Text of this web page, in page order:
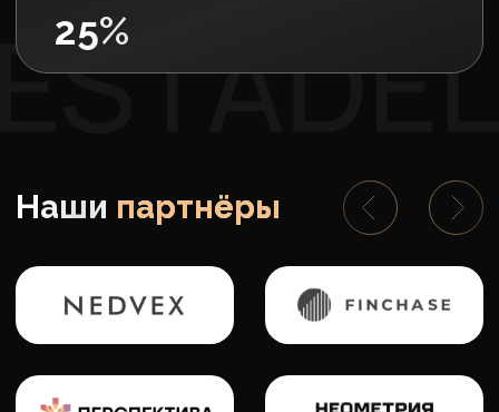
Хочу продавать с вами
Вам не придется сидеть без заявок,
обрабатывать
Скрин из нашей CRM за октябрь: